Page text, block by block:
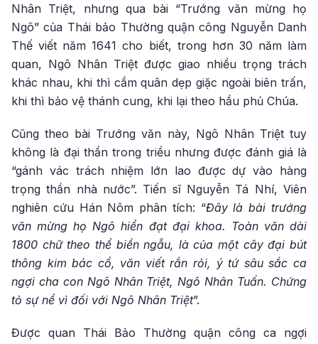
Nhân Triệt, nhưng qua bài “Trướng văn mừng họ
Ngô” của Thái bảo Thường quận công Nguyễn Danh
Thế viết năm 1641 cho biết, trong hơn 30 năm làm
quan, Ngô Nhân Triệt được giao nhiều trọng trách
khác nhau, khi thì cầm quân dẹp giặc ngoài biên trấn,
khi thì bảo vệ thánh cung, khi lại theo hầu phủ Chúa.
Cũng theo bài Trướng văn này, Ngô Nhân Triệt tuy
không là đại thần trong triều nhưng được đánh giá là
“gánh vác trách nhiệm lớn lao được dự vào hàng
trọng thần nhà nước”. Tiến sĩ Nguyễn Tá Nhí, Viên
nghiên cứu Hán Nôm phân tích: “Đây là bài trướng
văn mừng họ Ngô hiển đạt đại khoa. Toàn văn dài
1800 chữ theo thể biền ngẫu, là của một cây đại bút
thông kim bác cổ, văn viết rắn rỏi, ý tứ sâu sắc ca
ngợi cha con Ngô Nhân Triệt, Ngô Nhân Tuấn. Chứng
tỏ sự nể vì đối với Ngô Nhân Triệt”.
Được quan Thái Bảo Thường quận công ca ngợi